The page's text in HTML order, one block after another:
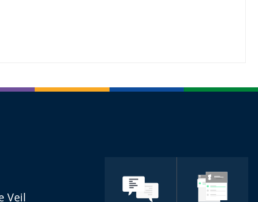
Veil